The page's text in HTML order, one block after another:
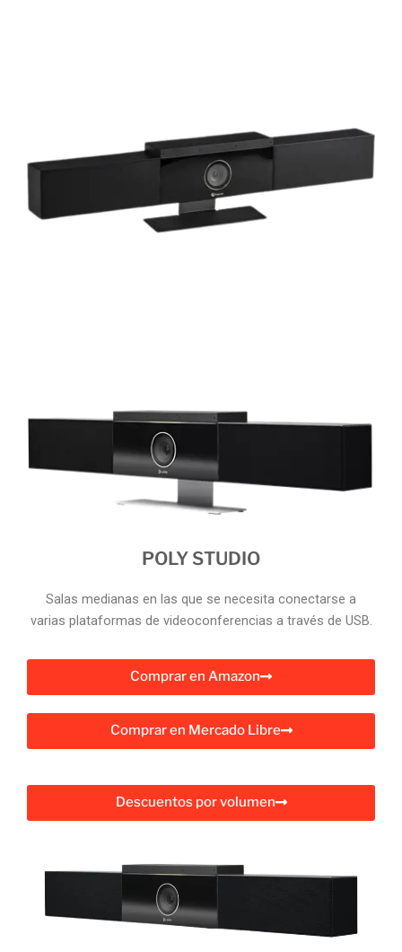
POLY STUDIO
Salas medianas en las que se necesita conectarse a
varias plataformas de videoconferencias a través de USB.
Comprar en Amazon
Comprar en Mercado Libre
Descuentos por volumen